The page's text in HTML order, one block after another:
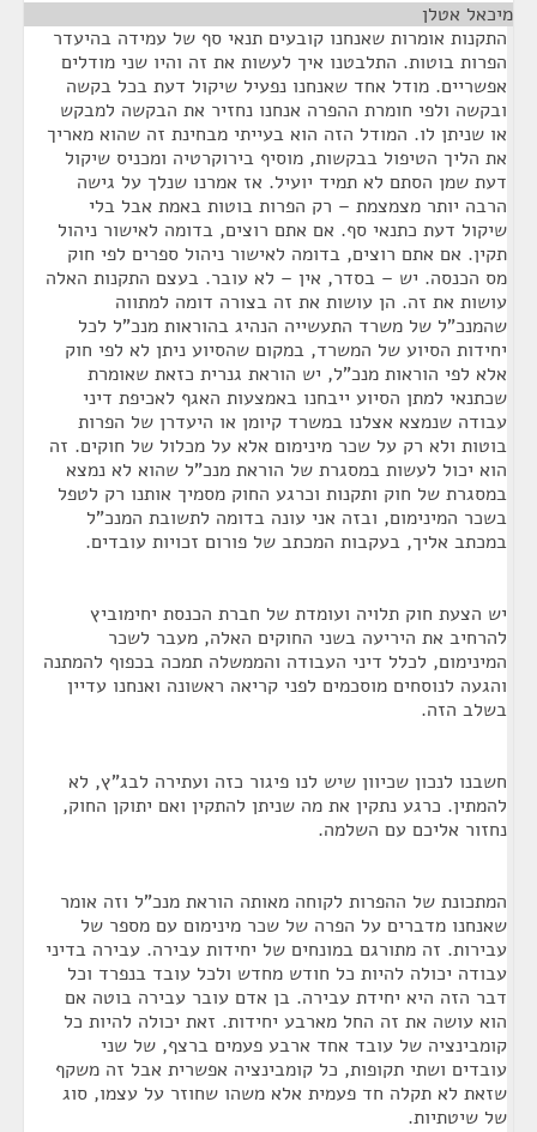
מיכאל אטלן
התקנות אומרות שאנחנו קובעים תנאי סף של עמידה בהיעדר
הפרות בוטות. התלבטנו איך לעשות את זה והיו שני מודלים
אפשריים. מודל אחד שאנחנו נפעיל שיקול דעת בכל בקשה
ובקשה ולפי חומרת ההפרה אנחנו נחזיר את הבקשה למבקש
או שניתן לו. המודל הזה הוא בעייתי מבחינת זה שהוא מאריך
את הליך הטיפול בבקשות, מוסיף בירוקרטיה ומכניס שיקול
דעת שמן הסתם לא תמיד יועיל. אז אמרנו שנלך על גישה
הרבה יותר מצמצמת – רק הפרות בוטות באמת אבל בלי
שיקול דעת כתנאי סף. אם אתם רוצים, בדומה לאישור ניהול
תקין. אם אתם רוצים, בדומה לאישור ניהול ספרים לפי חוק
מס הכנסה. יש – בסדר, אין – לא עובר. בעצם התקנות האלה
עושות את זה. הן עושות את זה בצורה דומה למתווה
שהמנכ"ל של משרד התעשייה הנהיג בהוראות מנכ"ל לכל
יחידות הסיוע של המשרד, במקום שהסיוע ניתן לא לפי חוק
אלא לפי הוראות מנכ"ל, יש הוראת גנרית כזאת שאומרת
שכתנאי למתן הסיוע ייבחנו באמצעות האגף לאכיפת דיני
עבודה שנמצא אצלנו במשרד קיומן או היעדרן של הפרות
בוטות ולא רק על שכר מינימום אלא על מכלול של חוקים. זה
הוא יכול לעשות במסגרת של הוראת מנכ"ל שהוא לא נמצא
במסגרת של חוק ותקנות וכרגע החוק מסמיך אותנו רק לטפל
בשכר המינימום, ובזה אני עונה בדומה לתשובת המנכ"ל
במכתב אליך, בעקבות המכתב של פורום זכויות עובדים.
יש הצעת חוק תלויה ועומדת של חברת הכנסת יחימוביץ
להרחיב את היריעה בשני החוקים האלה, מעבר לשכר
המינימום, לכלל דיני העבודה והממשלה תמכה בכפוף להמתנה
והגעה לנוסחים מוסכמים לפני קריאה ראשונה ואנחנו עדיין
בשלב הזה.
חשבנו לנכון שכיוון שיש לנו פיגור כזה ועתירה לבג"ץ, לא
להמתין. כרגע נתקין את מה שניתן להתקין ואם יתוקן החוק,
נחזור אליכם עם השלמה.
המתכונת של ההפרות לקוחה מאותה הוראת מנכ"ל וזה אומר
שאנחנו מדברים על הפרה של שכר מינימום עם מספר של
עבירות. זה מתורגם במונחים של יחידות עבירה. עבירה בדיני
עבודה יכולה להיות כל חודש מחדש ולכל עובד בנפרד וכל
דבר הזה היא יחידת עבירה. בן אדם עובר עבירה בוטה אם
הוא עושה את זה החל מארבע יחידות. זאת יכולה להיות כל
קומבינציה של עובד אחד ארבע פעמים ברצף, של שני
עובדים ושתי תקופות, כל קומבינציה אפשרית אבל זה משקף
שזאת לא תקלה חד פעמית אלא משהו שחוזר על עצמו, סוג
של שיטתיות.